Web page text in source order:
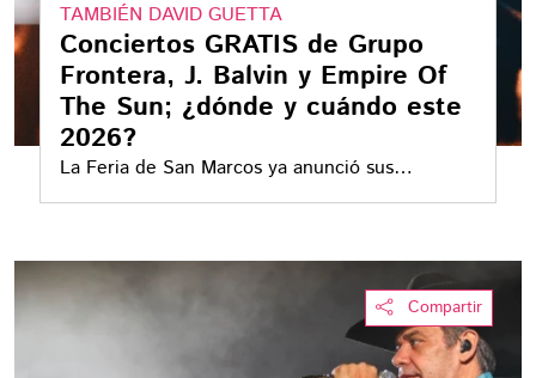
TAMBIÉN DAVID GUETTA
Conciertos GRATIS de Grupo
Frontera, J. Balvin y Empire Of
The Sun; ¿dónde y cuándo este
2026?
La Feria de San Marcos ya anunció sus
conciertos y estas son las fechas que debes
Compartir